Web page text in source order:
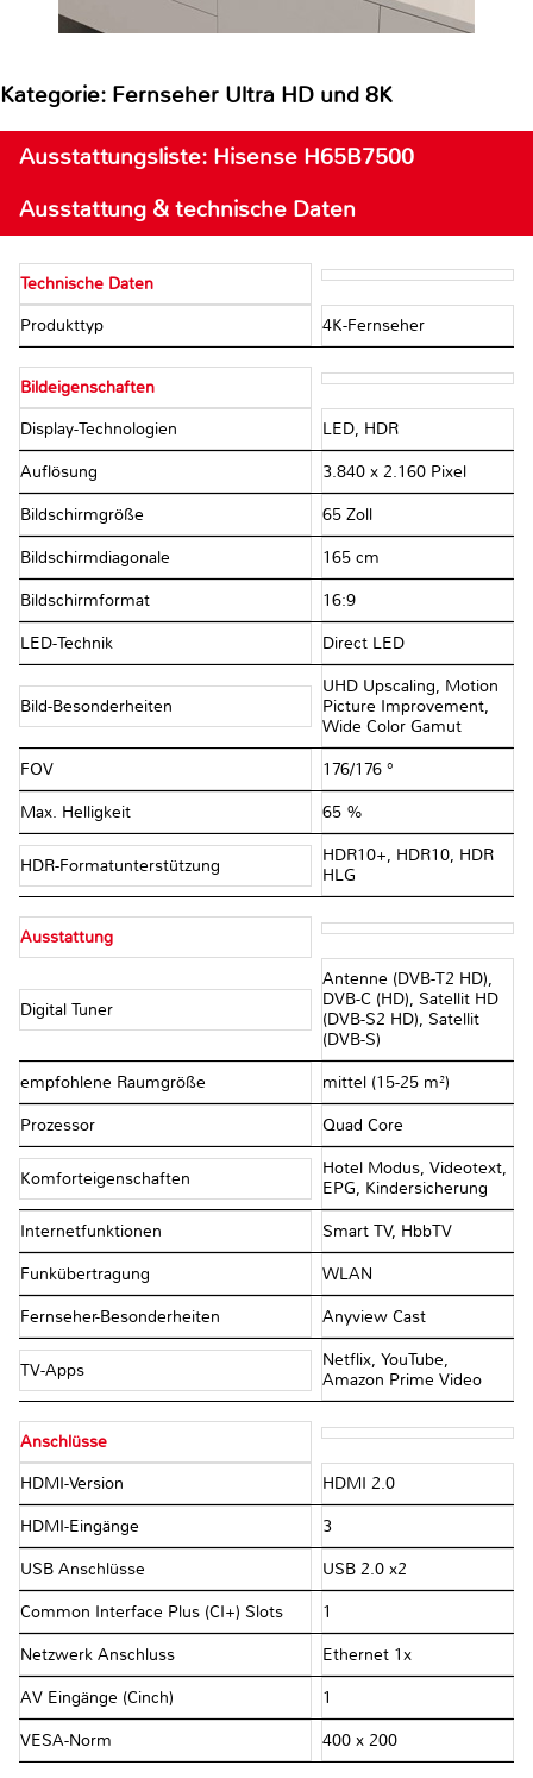
Kategorie: Fernseher Ultra HD und 8K
Ausstattungsliste: Hisense H65B7500
Ausstattung & technische Daten
Technische Daten
Produkttyp 4K-Fernseher
Bildeigenschaften
Display-Technologien LED, HDR
Auflösung 3.840 x 2.160 Pixel
Bildschirmgröße 65 Zoll
Bildschirmdiagonale 165 cm
Bildschirmformat 16:9
LED-Technik Direct LED
Bild-Besonderheiten
UHD Upscaling, Motion
Picture Improvement,
Wide Color Gamut
FOV 176/176 °
Max. Helligkeit 65 %
HDR-Formatunterstützung
HDR10+, HDR10, HDR
HLG
Ausstattung
Digital Tuner
Antenne (DVB-T2 HD),
DVB-C (HD), Satellit HD
(DVB-S2 HD), Satellit
(DVB-S)
empfohlene Raumgröße mittel (15-25 m²)
Prozessor Quad Core
Komforteigenschaften
Hotel Modus, Videotext,
EPG, Kindersicherung
Internetfunktionen Smart TV, HbbTV
Funkübertragung WLAN
Fernseher-Besonderheiten Anyview Cast
TV-Apps
Netflix, YouTube,
Amazon Prime Video
Anschlüsse
HDMI-Version HDMI 2.0
HDMI-Eingänge 3
USB Anschlüsse USB 2.0 x2
Common Interface Plus (CI+) Slots 1
Netzwerk Anschluss Ethernet 1x
AV Eingänge (Cinch) 1
VESA-Norm 400 x 200